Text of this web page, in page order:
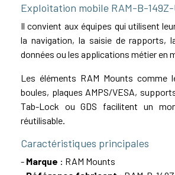
Exploitation mobile RAM-B-149Z-
Il convient aux équipes qui utilisent
la navigation, la saisie de rapports,
données ou les applications métier en
Les éléments RAM Mounts comme
boules, plaques AMPS/VESA,
Tab-Lock ou GDS facilitent un
réutilisable.
Caractéristiques principales
- Marque : RAM Mounts